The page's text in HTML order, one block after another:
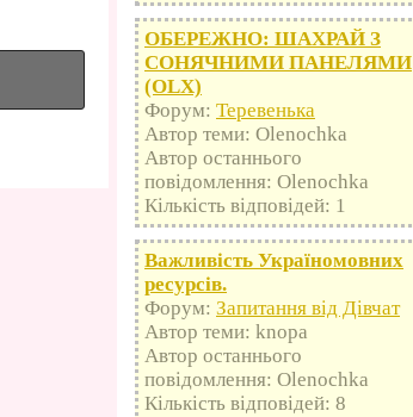
ОБЕРЕЖНО: ШАХРАЙ З
СОНЯЧНИМИ ПАНЕЛЯМИ
(OLX)
Форум: Теревенька
Автор теми: Olenochka
Автор останнього
повідомлення: Olenochka
Кількість відповідей: 1
Важливість Україномовних
ресурсів.
Форум: Запитання від Дівчат
Автор теми: knopa
Автор останнього
повідомлення: Olenochka
Кількість відповідей: 8